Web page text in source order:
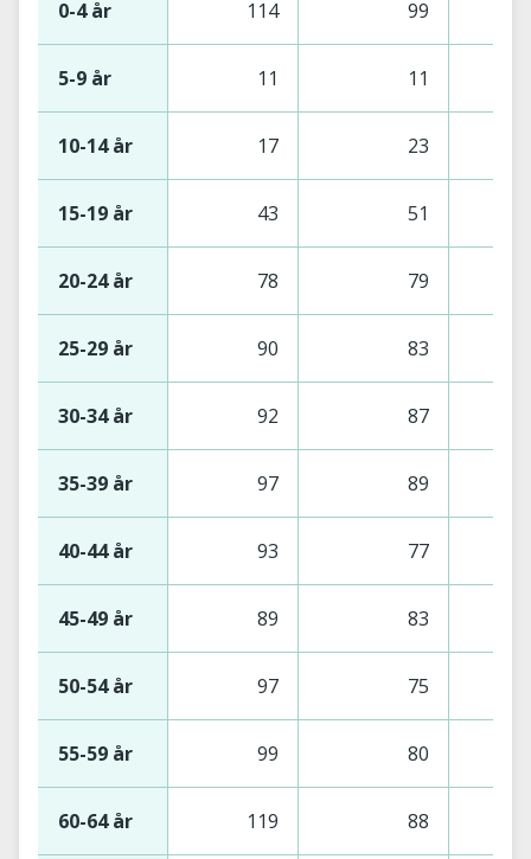
0-4 år 114 99
5-9 år 11 11
10-14 år 17 23
15-19 år 43 51
20-24 år 78 79
25-29 år 90 83
30-34 år 92 87
35-39 år 97 89
40-44 år 93 77
45-49 år 89 83
50-54 år 97 75
55-59 år 99 80
60-64 år 119 88